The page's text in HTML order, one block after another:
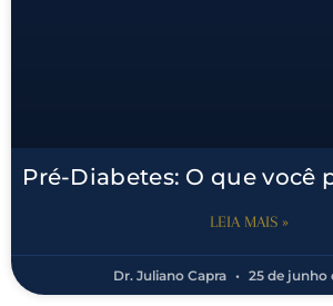
Pré-Diabetes: O que você
LEIA MAIS »
Dr. Juliano Capra 25 de junho